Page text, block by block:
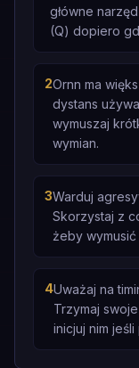
główne
(Q) dopiero
2Ornn ma
dystans
wymuszaj
wymian.
3Warduj
Skorzystaj z
żeby wymusić
4Uważaj na
Trzymaj
inicjuj nim